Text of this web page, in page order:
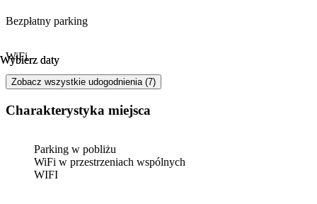
Wybierz daty
Wybierz daty
Bezpłatny parking
WiFi
Zobacz wszystkie udogodnienia (7)
Charakterystyka miejsca
Parking w pobliżu
WiFi w przestrzeniach wspólnych
WIFI